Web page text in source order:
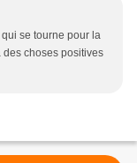
qui se tourne pour la
des choses positives